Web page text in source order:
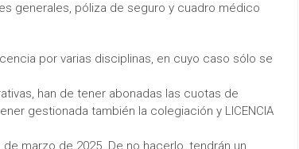
generales, póliza de seguro y cuadro médico
por varias disciplinas, en cuyo caso sólo se
han de tener abonadas las cuotas de
gestionada también la colegiación y LICENCIA
marzo de 2025. De no hacerlo, tendrán un